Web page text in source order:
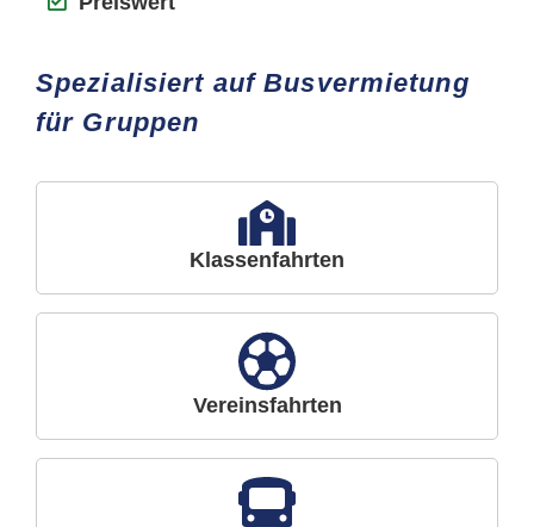
Spezialisiert auf Busvermietung
für Gruppen
Klassenfahrten
Vereinsfahrten